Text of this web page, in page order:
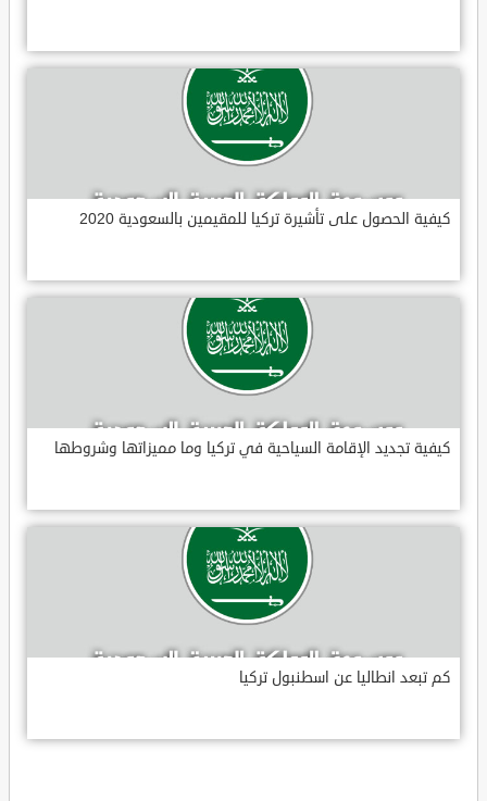
كيفية الحصول على تأشيرة تركيا للمقيمين بالسعودية 2020
كيفية تجديد الإقامة السياحية في تركيا وما مميزاتها وشروطها
كم تبعد انطاليا عن اسطنبول تركيا